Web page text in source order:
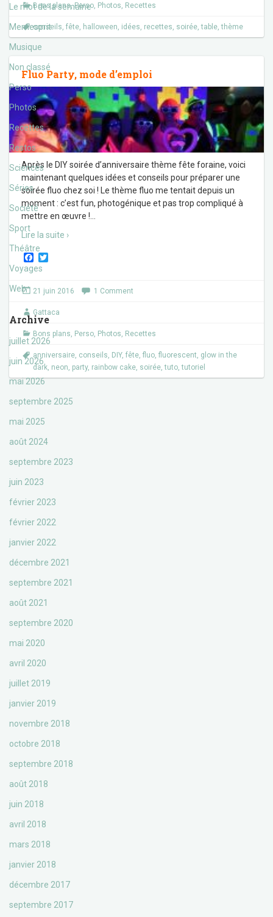
Le mot de la semaine
Memesprit
Musique
Non classé
Perso
Photos
Recettes
Restos
Sciences
Séries
Société
Sport
Théâtre
Voyages
Web
Archive
juillet 2026
juin 2026
mai 2026
septembre 2025
mai 2025
août 2024
septembre 2023
juin 2023
février 2023
février 2022
janvier 2022
décembre 2021
septembre 2021
août 2021
septembre 2020
mai 2020
avril 2020
juillet 2019
janvier 2019
novembre 2018
octobre 2018
septembre 2018
août 2018
juin 2018
avril 2018
mars 2018
janvier 2018
décembre 2017
septembre 2017
Bons plans,Perso, Photos, Recettes
conseils, fête, halloween, idées, recettes, soirée,table,thème
Fluo Party, mode d’emploi
Après le DIY soirée d’anniversaire thème fête foraine, voici
maintenant quelques idées et conseils pour préparer une
soirée fluo chez soi ! Le thème fluo me tentait depuis un
moment : c’est fun, photogénique et pas trop compliqué à
mettre en œuvre !
Lire la suite ›
F
a
e
b
o
k
t
t
r
21 juin 2016 1 Comment
Gattaca
Bons plans, Perso, Photos, Recettes
anniversaire, conseils, DIY, fête, fluo, fluorescent, glow in the
dark, neon, party, rainbow cake, soirée,tuto,tutoriel